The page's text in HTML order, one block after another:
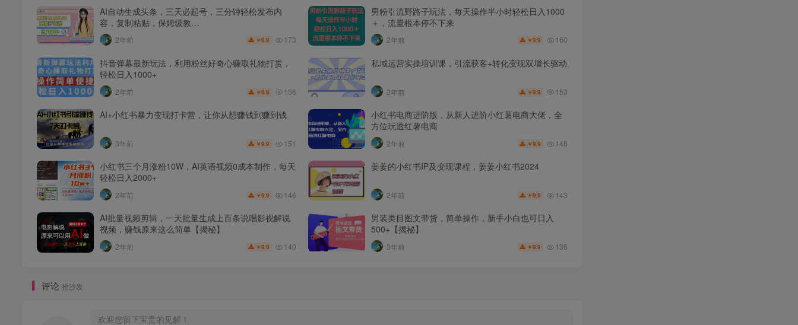
AI自动生成头条，三天必起号，三分钟轻松发布内
容，复制粘贴，保姆级教…
2年前 ￥9.9 173
男粉引流野路子玩法，每天操作半小时轻松日入1000
＋，流量根本停不下来
2年前 ￥9.9 160
抖音弹幕最新玩法，利用粉丝好奇心赚取礼物打赏，
轻松日入1000+
2年前 ￥9.9 156
私域运营实操培训课，引流获客+转化变现双增长驱动
2年前 ￥9.9 153
AI+小红书暴力变现打卡营，让你从想赚钱到赚到钱
3年前 ￥9.9 151
小红书电商进阶版，从新人进阶小红薯电商大佬，全
方位玩透红薯电商
2年前 ￥9.9 148
小红书三个月涨粉10W，AI英语视频0成本制作，每天
轻松日入2000+
2年前 ￥9.9 146
姜姜的小红书IP及变现课程，姜姜小红书2024
2年前 ￥9.9 143
AI批量视频剪辑，一天批量生成上百条说唱影视解说
视频，赚钱原来这么简单【揭秘】
2年前 ￥9.9 140
男装类目图文带货，简单操作，新手小白也可日入
500+【揭秘】
3年前 ￥9.9 136
评论 抢沙发